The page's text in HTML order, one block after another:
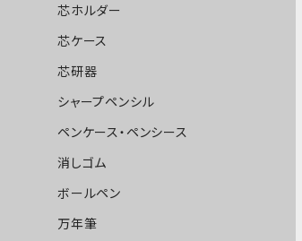
芯ホルダー
芯ケース
芯研器
シャープペンシル
ペンケース・ペンシース
消しゴム
ボールペン
万年筆